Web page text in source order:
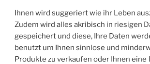
Ihnen wird suggeriert wie ihr Leben
Zudem wird alles akribisch in riesigen
gespeichert und diese, Ihre Daten
benutzt um Ihnen sinnlose und
Produkte zu verkaufen oder Ihnen eine